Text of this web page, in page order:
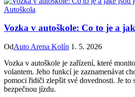
Autoškola
Vozka v autoškole: Co to je a
OdAuto Arena Kolín 1. 5. 2026
Vozka v autoškole je zařízení, které
volantem. Jeho funkcí je zaznamenávat
pomoci řidiči zlepšit své dovednosti. Je to
bezpečnou jízdu.